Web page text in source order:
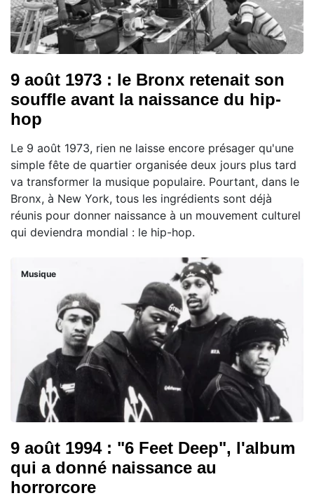
9 août 1973 : le Bronx retenait son
souffle avant la naissance du hip-
hop
Le 9 août 1973, rien ne laisse encore présager qu'une
simple fête de quartier organisée deux jours plus tard
va transformer la musique populaire. Pourtant, dans le
Bronx, à New York, tous les ingrédients sont déjà
réunis pour donner naissance à un mouvement culturel
qui deviendra mondial : le hip-hop.
Musique
9 août 1994 : "6 Feet Deep", l'album
qui a donné naissance au
horrorcore